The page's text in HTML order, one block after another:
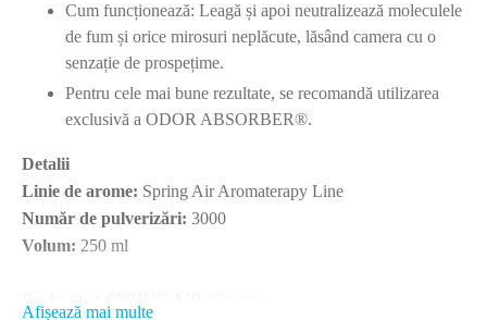
Cum funcționează: Leagă și apoi neutralizează moleculele
de fum și orice mirosuri neplăcute, lăsând camera cu o
senzație de prospețime.
Pentru cele mai bune rezultate, se recomandă utilizarea
exclusivă a ODOR ABSORBER®.
Detalii
Linie de arome: Spring Air Aromaterapy Line
Număr de pulverizări: 3000
Volum: 250 ml
Afișează mai multe